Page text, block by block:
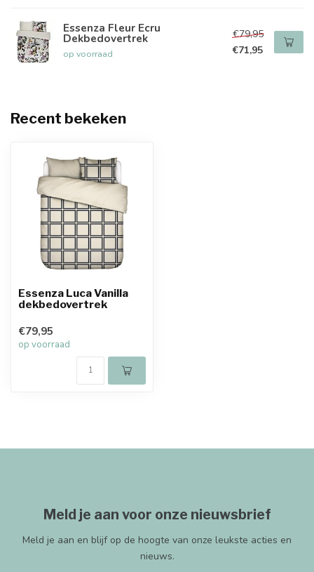
Essenza Fleur Ecru
Dekbedovertrek
op voorraad
€79,95
€71,95
Recent bekeken
Essenza Luca Vanilla
dekbedovertrek
€79,95
op voorraad
Meld je aan voor onze nieuwsbrief
Meld je aan en blijf op de hoogte van onze leukste acties en
nieuws.